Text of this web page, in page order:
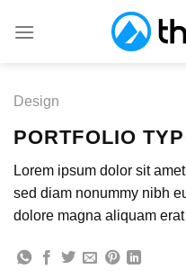
Design
PORTFOLIO
Lorem ipsum dolor sit
sed diam nonummy nibh
dolore magna aliquam